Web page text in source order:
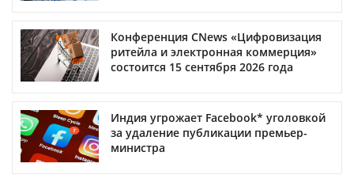
Конференция CNews «Цифровизация
ритейла и электронная коммерция»
состоится 15 сентября 2026 года
Индия угрожает Facebook* уголовкой
за удаление публикации премьер-
министра